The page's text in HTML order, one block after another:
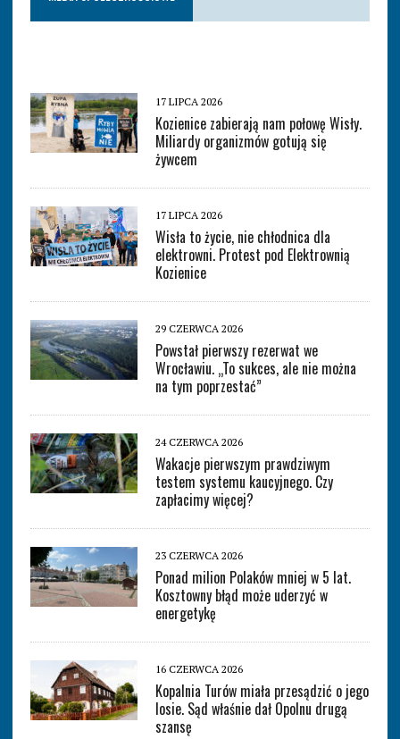
17 LIPCA 2026
Kozienice zabierają nam połowę Wisły.
Miliardy organizmów gotują się
żywcem
17 LIPCA 2026
Wisła to życie, nie chłodnica dla
elektrowni. Protest pod Elektrownią
Kozienice
29 CZERWCA 2026
Powstał pierwszy rezerwat we
Wrocławiu. „To sukces, ale nie można
na tym poprzestać”
24 CZERWCA 2026
Wakacje pierwszym prawdziwym
testem systemu kaucyjnego. Czy
zapłacimy więcej?
23 CZERWCA 2026
Ponad milion Polaków mniej w 5 lat.
Kosztowny błąd może uderzyć w
energetykę
16 CZERWCA 2026
Kopalnia Turów miała przesądzić o jego
losie. Sąd właśnie dał Opolnu drugą
szansę